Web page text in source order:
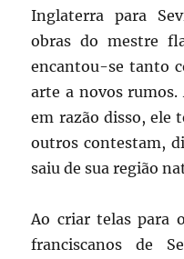
Inglaterra para
obras do mestre
encantou-se tanto
arte a novos
em razão disso, ele
outros contestam,
saiu de sua região
Ao criar telas para
franciscanos de